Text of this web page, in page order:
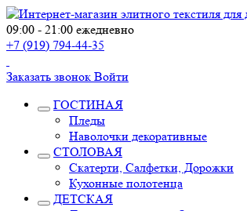
09:00 - 21:00 ежедневно
+7 (919) 794-44-35
Заказать звонок Войти
ГОСТИНАЯ
Пледы
Наволочки декоративные
СТОЛОВАЯ
Скатерти, Салфетки, Дорожки
Кухонные полотенца
ДЕТСКАЯ